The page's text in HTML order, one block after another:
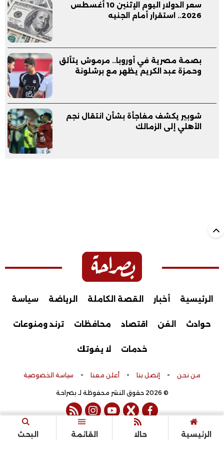
الرئيسية حالا القائمة البحث
سعر الدولار اليوم الإثنين 10 أغسطس
2026.. استقرار أمام الجنيه
بصمة مصرية في أوروبا.. مرموش يتألق
وحمزة عبد الكريم يظهر مع برشلونة
شوبير يكشف مفاجأة بشأن انتقال نجم
الأهلي إلى الزمالك
الرئيسية أخبار القصة الكاملة الرياضة سياسة
حوادث الفن اقتصاد محافظات ترند ومنوعات
خدمات لا يفوتك
من نحن - إتصل بنا - أعلن معنا - سياسة الخصوصية
© 2026 حقوق النشر محفوظة لـ بصراحة
facebook
twitter
youtube
instagram
rss feed
تم التطوير بواسطة